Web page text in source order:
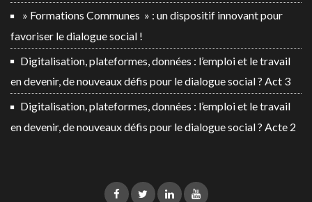
» Formations Communes » : un dispositif innovant pour
favoriser le dialogue social !
Digitalisation, plateformes, données : l’emploi et le travail
en devenir, de nouveaux défis pour le dialogue social ? Act 3
Digitalisation, plateformes, données : l’emploi et le travail
en devenir, de nouveaux défis pour le dialogue social ? Acte 2